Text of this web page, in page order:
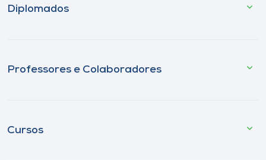
Diplomados
Professores e Colaboradores
Cursos